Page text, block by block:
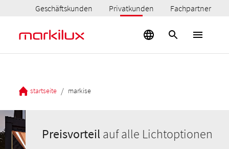
Geschäftskunden Privatkunden Fachpartner
startseite / markise
Preisvorteil auf alle Lichtoptionen